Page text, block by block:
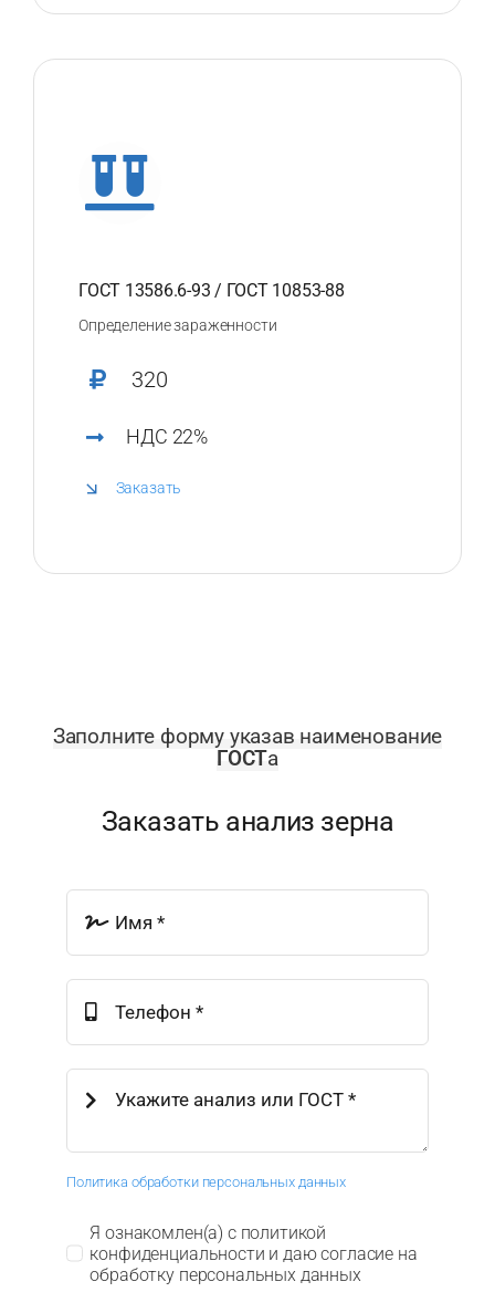
ГОСТ 13586.6-93 / ГОСТ 10853-88
Определение зараженности
320
НДС 22%
Заказать
Заполните форму указав наименование
ГОСТа
Заказать анализ зерна
Политика обработки персональных данных
Я ознакомлен(а) с политикой
конфиденциальности и даю согласие на
обработку персональных данных